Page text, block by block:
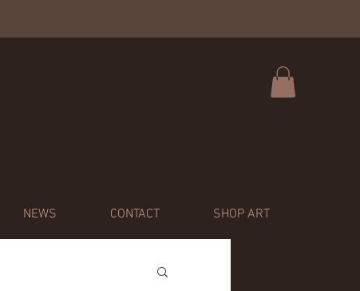
NEWS CONTACT SHOP ART